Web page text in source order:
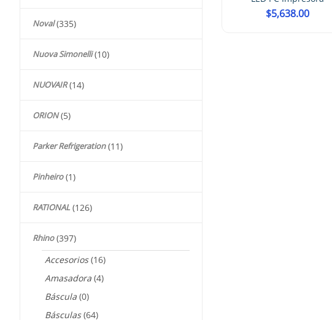
Noval (335)
Nuova Simonelli (10)
NUOVAIR (14)
ORION (5)
Parker Refrigeration (11)
Pinheiro (1)
RATIONAL (126)
Rhino (397)
Accesorios (16)
Amasadora (4)
Báscula (0)
Básculas (64)